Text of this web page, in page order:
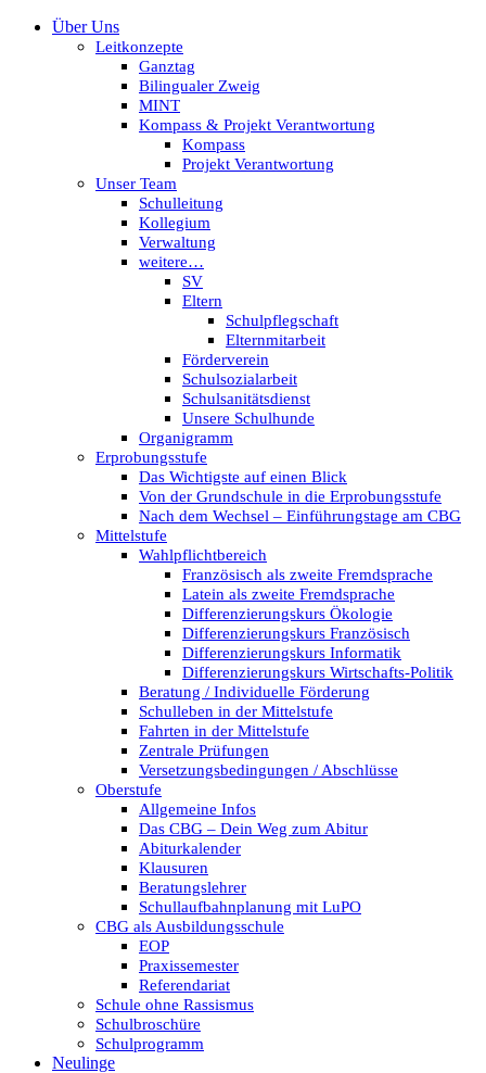
Über Uns
Leitkonzepte
Ganztag
Bilingualer Zweig
MINT
Kompass & Projekt Verantwortung
Kompass
Projekt Verantwortung
Unser Team
Schulleitung
Kollegium
Verwaltung
weitere…
SV
Eltern
Schulpflegschaft
Elternmitarbeit
Förderverein
Schulsozialarbeit
Schulsanitätsdienst
Unsere Schulhunde
Organigramm
Erprobungsstufe
Das Wichtigste auf einen Blick
Von der Grundschule in die Erprobungsstufe
Nach dem Wechsel – Einführungstage am CBG
Mittelstufe
Wahlpflichtbereich
Französisch als zweite Fremdsprache
Latein als zweite Fremdsprache
Differenzierungskurs Ökologie
Differenzierungskurs Französisch
Differenzierungskurs Informatik
Differenzierungskurs Wirtschafts-Politik
Beratung / Individuelle Förderung
Schulleben in der Mittelstufe
Fahrten in der Mittelstufe
Zentrale Prüfungen
Versetzungsbedingungen / Abschlüsse
Oberstufe
Allgemeine Infos
Das CBG – Dein Weg zum Abitur
Abiturkalender
Klausuren
Beratungslehrer
Schullaufbahnplanung mit LuPO
CBG als Ausbildungsschule
EOP
Praxissemester
Referendariat
Schule ohne Rassismus
Schulbroschüre
Schulprogramm
Neulinge